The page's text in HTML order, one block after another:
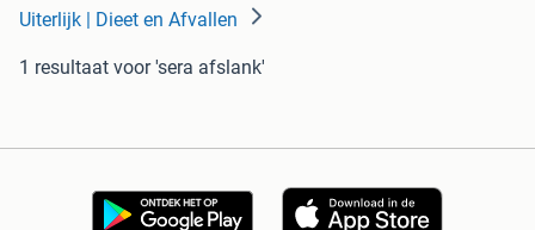
Uiterlijk | Dieet en Afvallen
1 resultaat voor 'sera afslank'